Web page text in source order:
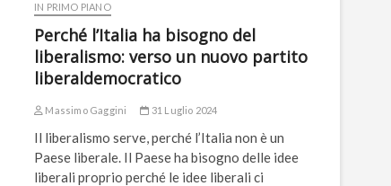
IN PRIMO PIANO
Perché l’Italia ha bisogno del
liberalismo: verso un nuovo partito
liberaldemocratico
Massimo Gaggini 31 Luglio 2024
Il liberalismo serve, perché l’Italia non è un
Paese liberale. Il Paese ha bisogno delle idee
liberali proprio perché le idee liberali ci